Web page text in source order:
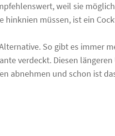
weil sie
hinknien müssen, ist ein
So gibt es immer
verdeckt. Diesen
abnehmen und schon ist